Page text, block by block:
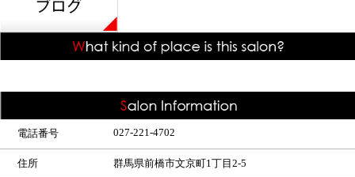
電話番号 027-221-4702
住所 群馬県前橋市文京町1丁目2-5